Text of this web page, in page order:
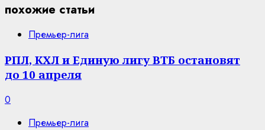
похожие статьи
Премьер-лига
РПЛ, КХЛ и Единую лигу ВТБ остановят
до 10 апреля
0
Премьер-лига